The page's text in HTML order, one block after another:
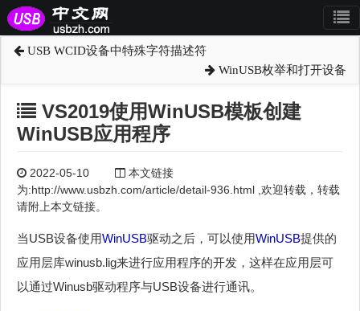
USB WCID设备中特殊字符描述符
WinUSB枚举和打开设备
VS2019使用WinUSB模板创建
WinUSB应用程序
2022-05-10
本文链接
为:http://www.usbzh.com/article/detail-936.html ,欢迎转载，转载
请附上本文链接。
当USB设备使用WinUSB驱动之后，可以使用WinUSB提供的
应用层库winusb.lig来进行应用程序的开发，这样在应用层可
以通过Winusb驱动程序与USB设备进行通讯。